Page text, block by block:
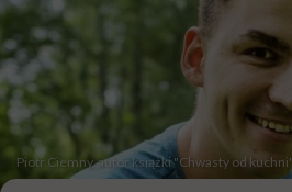
Piotr Ciemny, autor książki "Chwasty od kuchni"